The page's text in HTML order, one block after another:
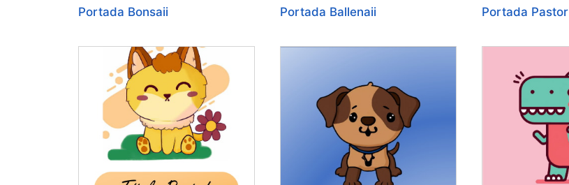
Portada Bonsaii Portada Ballenaii Portada Pastor